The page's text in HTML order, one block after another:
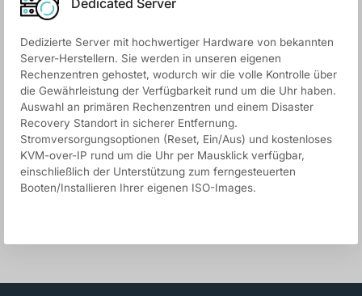
Dedizierte Server mit hochwertiger Hardware von bekannten
Server-Herstellern. Sie werden in unseren eigenen
Rechenzentren gehostet, wodurch wir die volle Kontrolle über
die Gewährleistung der Verfügbarkeit rund um die Uhr haben.
Auswahl an primären Rechenzentren und einem Disaster
Recovery Standort in sicherer Entfernung.
Stromversorgungsoptionen (Reset, Ein/Aus) und kostenloses
KVM-over-IP rund um die Uhr per Mausklick verfügbar,
einschließlich der Unterstützung zum ferngesteuerten
Booten/Installieren Ihrer eigenen ISO-Images.